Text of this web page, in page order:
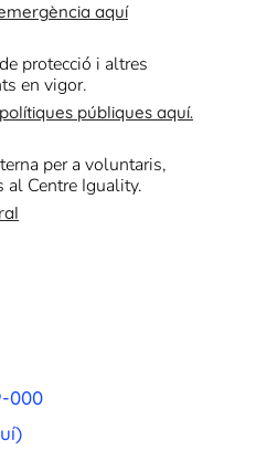
aquí
protecció i altres
en vigor.
públiques aquí.
per a voluntaris,
al Centre Iguality.
000